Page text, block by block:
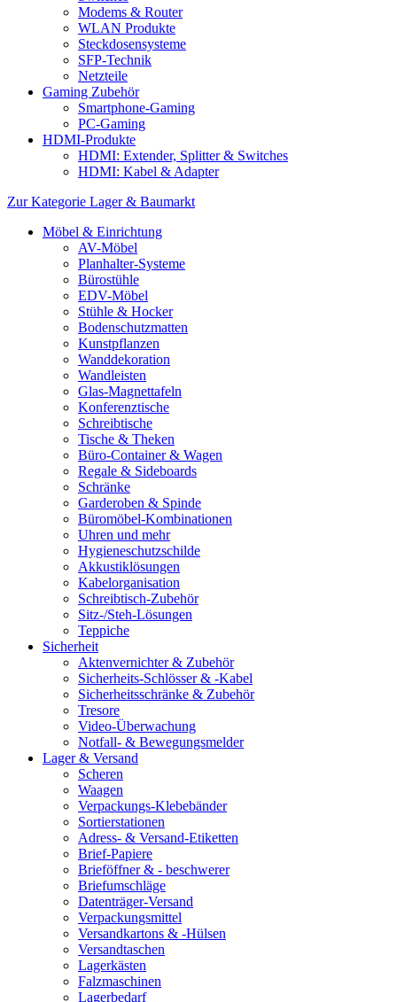
Modems & Router
WLAN Produkte
Steckdosensysteme
SFP-Technik
Netzteile
Gaming Zubehör
Smartphone-Gaming
PC-Gaming
HDMI-Produkte
HDMI: Extender, Splitter & Switches
HDMI: Kabel & Adapter
Zur Kategorie Lager & Baumarkt
Möbel & Einrichtung
AV-Möbel
Planhalter-Systeme
Bürostühle
EDV-Möbel
Stühle & Hocker
Bodenschutzmatten
Kunstpflanzen
Wanddekoration
Wandleisten
Glas-Magnettafeln
Konferenztische
Schreibtische
Tische & Theken
Büro-Container & Wagen
Regale & Sideboards
Schränke
Garderoben & Spinde
Büromöbel-Kombinationen
Uhren und mehr
Hygieneschutzschilde
Akkustiklösungen
Kabelorganisation
Schreibtisch-Zubehör
Sitz-/Steh-Lösungen
Teppiche
Sicherheit
Aktenvernichter & Zubehör
Sicherheits-Schlösser & -Kabel
Sicherheitsschränke & Zubehör
Tresore
Video-Überwachung
Notfall- & Bewegungsmelder
Lager & Versand
Scheren
Waagen
Verpackungs-Klebebänder
Sortierstationen
Adress- & Versand-Etiketten
Brief-Papiere
Brieföffner & - beschwerer
Briefumschläge
Datenträger-Versand
Verpackungsmittel
Versandkartons & -Hülsen
Versandtaschen
Lagerkästen
Falzmaschinen
Lagerbedarf